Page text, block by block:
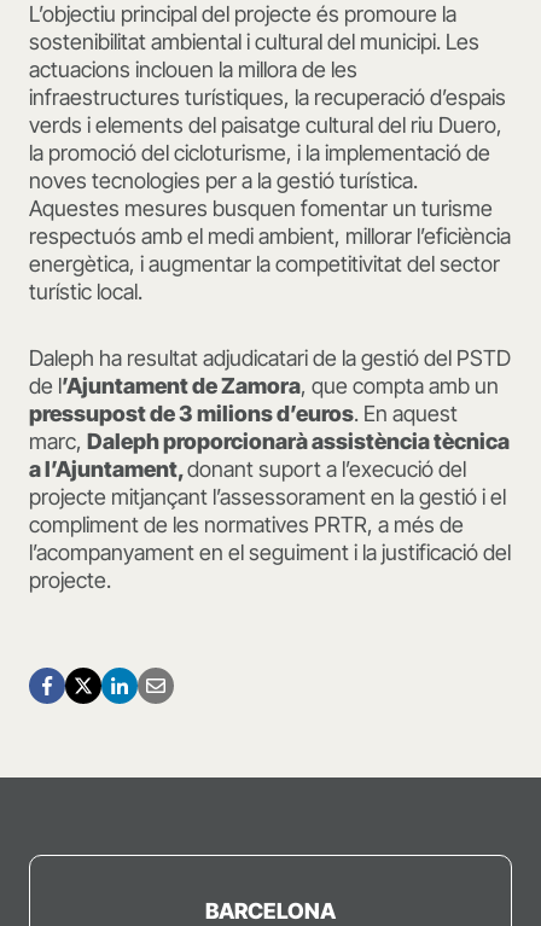
L’objectiu principal del projecte és promoure la
sostenibilitat ambiental i cultural del municipi. Les
actuacions inclouen la millora de les
infraestructures turístiques, la recuperació d’espais
verds i elements del paisatge cultural del riu Duero,
la promoció del cicloturisme, i la implementació de
noves tecnologies per a la gestió turística.
Aquestes mesures busquen fomentar un turisme
respectuós amb el medi ambient, millorar l’eficiència
energètica, i augmentar la competitivitat del sector
turístic local.
Daleph ha resultat adjudicatari de la gestió del PSTD
de l’Ajuntament de Zamora, que compta amb un
pressupost de 3 milions d’euros. En aquest
marc, Daleph proporcionarà assistència tècnica
a l’Ajuntament,donant suport a l’execució del
projecte mitjançant l’assessorament en la gestió i el
compliment de les normatives PRTR, a més de
l’acompanyament en el seguiment i la justificació del
projecte.
BARCELONA